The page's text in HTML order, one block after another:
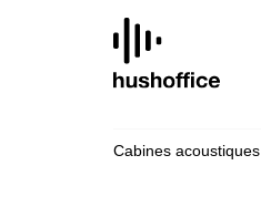
Cabines acoustiques